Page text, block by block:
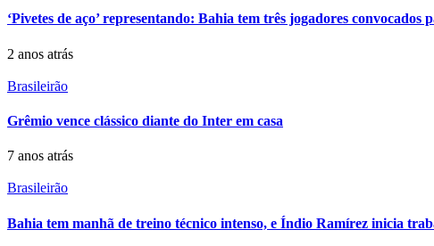
‘Pivetes de aço’ representando: Bahia tem três jogadores
2 anos atrás
Brasileirão
Grêmio vence clássico diante do Inter em casa
7 anos atrás
Brasileirão
Bahia tem manhã de treino técnico intenso, e Índio Ramírez inicia